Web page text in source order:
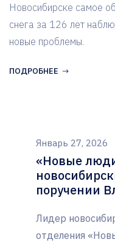
Новосибирске самое
снега за 126 лет
новые проблемы.
ПОДРОБНЕЕ
Январь 27, 2026
«Новые
поручении
Лидер
отделения